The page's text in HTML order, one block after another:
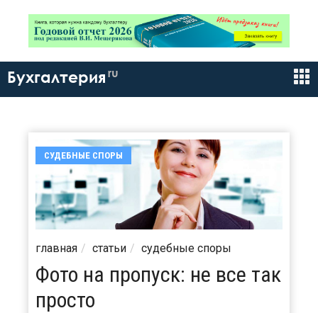
Бухгалтерия ru
СУДЕБНЫЕ СПОРЫ
главная статьи судебные споры
Фото на пропуск: не все так
просто